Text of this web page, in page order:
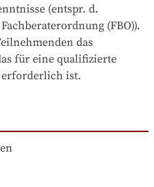
(entspr. d.
(FBO)).
das
für eine qualifizierte
erforderlich ist.